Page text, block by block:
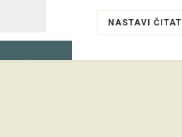
NASTAVI ČITATI